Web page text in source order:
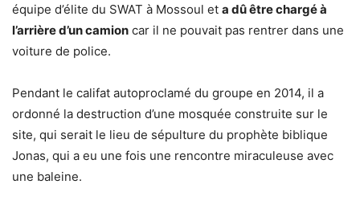
équipe d’élite du SWAT à Mossoul et a dû être chargé à
l’arrière d’un camion car il ne pouvait pas rentrer dans une
voiture de police.
Pendant le califat autoproclamé du groupe en 2014, il a
ordonné la destruction d’une mosquée construite sur le
site, qui serait le lieu de sépulture du prophète biblique
Jonas, qui a eu une fois une rencontre miraculeuse avec
une baleine.